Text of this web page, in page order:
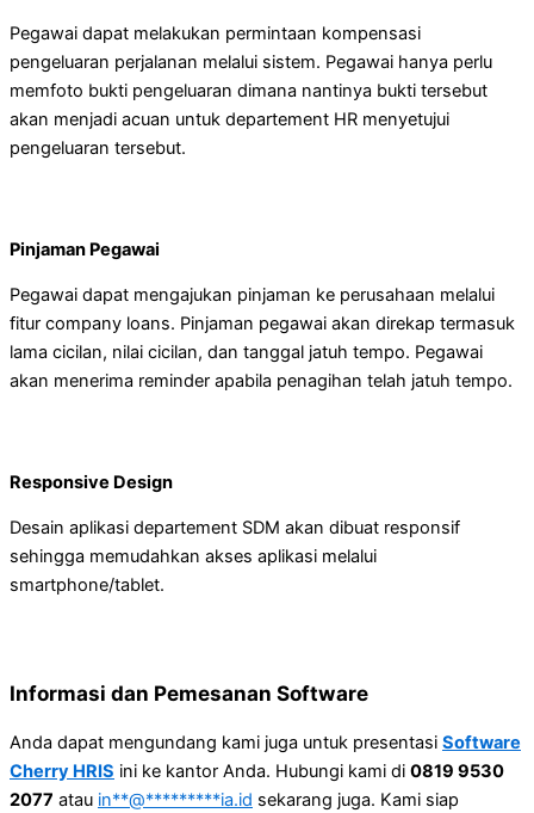
Pegawai dapat melakukan permintaan kompensasi
pengeluaran perjalanan melalui sistem. Pegawai hanya perlu
memfoto bukti pengeluaran dimana nantinya bukti tersebut
akan menjadi acuan untuk departement HR menyetujui
pengeluaran tersebut.
Pinjaman Pegawai
Pegawai dapat mengajukan pinjaman ke perusahaan melalui
fitur company loans. Pinjaman pegawai akan direkap termasuk
lama cicilan, nilai cicilan, dan tanggal jatuh tempo. Pegawai
akan menerima reminder apabila penagihan telah jatuh tempo.
Responsive Design
Desain aplikasi departement SDM akan dibuat responsif
sehingga memudahkan akses aplikasi melalui
smartphone/tablet.
Informasi dan Pemesanan Software
Anda dapat mengundang kami juga untuk presentasi Software
Cherry HRIS ini ke kantor Anda. Hubungi kami di 0819 9530
2077 atau in**@*********ia.id sekarang juga. Kami siap